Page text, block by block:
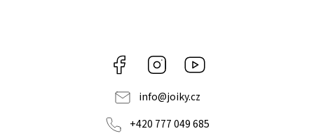
Facebook Instagram
info@joiky.cz
+420 777 049 685